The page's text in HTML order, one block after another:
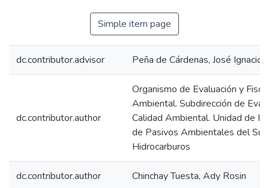
Simple item page
dc.contributor.advisor Peña de Cárdenas, José Ignacio
dc.contributor.author
Organismo de Evaluación y
Ambiental. Subdirección de
Calidad Ambiental. Unidad de
de Pasivos Ambientales del
Hidrocarburos
dc.contributor.author Chinchay Tuesta, Ady Rosin